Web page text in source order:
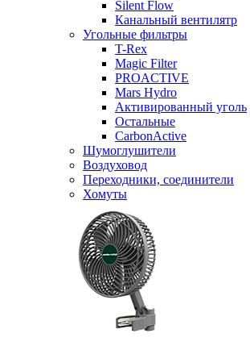
Silent Flow
Канальный вентилятр
Угольные фильтры
T-Rex
Magic Filter
PROACTIVE
Mars Hydro
Активированный уголь
Остальные
CarbonActive
Шумоглушители
Воздуховод
Переходники, соединители
Хомуты